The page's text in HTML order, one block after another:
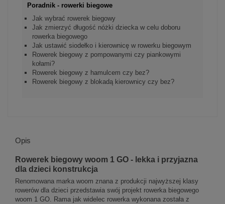
Poradnik - rowerki biegowe
Jak wybrać rowerek biegowy
Jak zmierzyć długość nóżki dziecka w celu doboru
rowerka biegowego
Jak ustawić siodełko i kierownicę w rowerku biegowym
Rowerek biegowy z pompowanymi czy piankowymi
kołami?
Rowerek biegowy z hamulcem czy bez?
Rowerek biegowy z blokadą kierownicy czy bez?
Opis
Rowerek biegowy woom 1 GO - lekka i przyjazna
dla dzieci konstrukcja
Renomowana marka woom znana z produkcji najwyższej klasy
rowerów dla dzieci przedstawia swój projekt rowerka biegowego
woom 1 GO. Rama jak widelec rowerka wykonana została z